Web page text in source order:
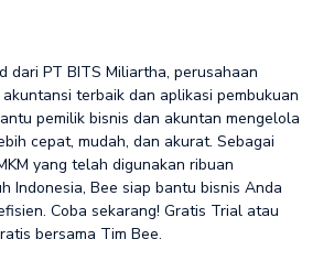
dari PT BITS Miliartha, perusahaan
terbaik dan aplikasi pembukuan
pemilik bisnis dan akuntan mengelola
cepat, mudah, dan akurat. Sebagai
yang telah digunakan ribuan
Indonesia, Bee siap bantu bisnis Anda
Coba sekarang! Gratis Trial atau
bersama Tim Bee.